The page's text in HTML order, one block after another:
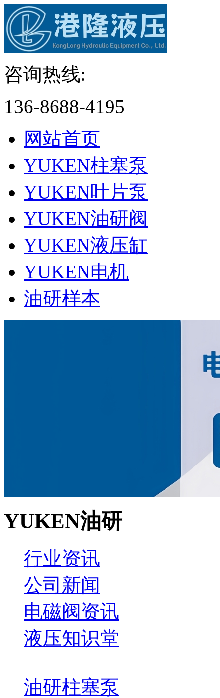
咨询热线:
136-8688-4195
网站首页
YUKEN柱塞泵
YUKEN叶片泵
YUKEN油研阀
YUKEN液压缸
YUKEN电机
油研样本
YUKEN油研
行业资讯
公司新闻
电磁阀资讯
液压知识堂
油研柱塞泵